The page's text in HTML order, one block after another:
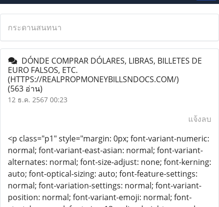
กระดานสนทนา
DÓNDE COMPRAR DÓLARES, LIBRAS, BILLETES DE
EURO FALSOS, ETC.
(HTTPS://REALPROPMONEYBILLSNDOCS.COM/)
(563 อ่าน)
12 ธ.ค. 2567 00:23
แจ้งลบ
<p class="p1" style="margin: 0px; font-variant-numeric:
normal; font-variant-east-asian: normal; font-variant-
alternates: normal; font-size-adjust: none; font-kerning:
auto; font-optical-sizing: auto; font-feature-settings:
normal; font-variation-settings: normal; font-variant-
position: normal; font-variant-emoji: normal; font-